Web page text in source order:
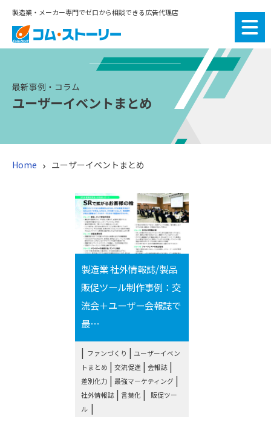
製造業・メーカー専門でゼロから相談できる広告代理店
最新事例・コラム
ユーザーイベントまとめ
Home  ユーザーイベントまとめ
製造業 社外情報誌/製品
販促ツール制作事例：交
流会＋ユーザー会報誌で
最⋯
ファンづくり | ユーザーイベン
トまとめ |交流促進 |会報誌 |
差別化力 |最強マーケティング |
社外情報誌 |言葉化 |
販促ツー
ル